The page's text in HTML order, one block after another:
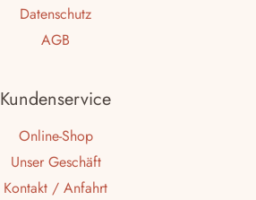
Datenschutz
AGB
Kundenservice
Online-Shop
Unser Geschäft
Kontakt / Anfahrt